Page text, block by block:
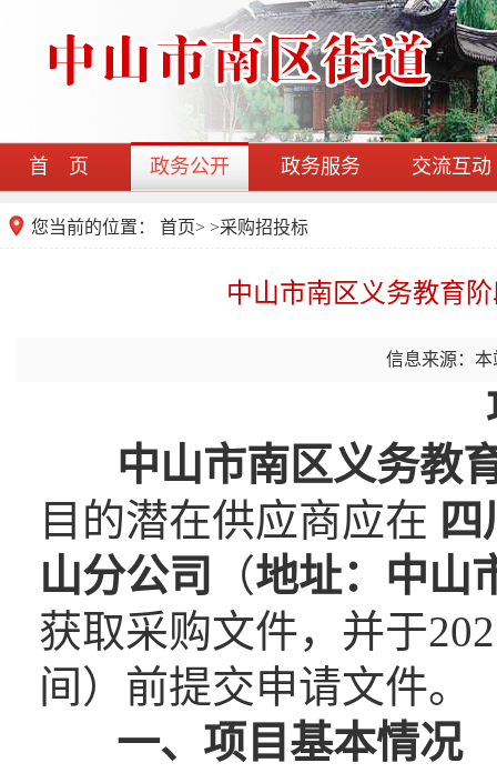
首 页 政务公开 政务服务 交流互动
您当前的位置： 首页> >采购招投标
中山市南区义务教育
信息来源：本
中山市南区义务教育
目的潜在供应商应在
山分公司
（地址：中山
获取采购文件，并于
间）前提交申请文件。
一、项目基本情况